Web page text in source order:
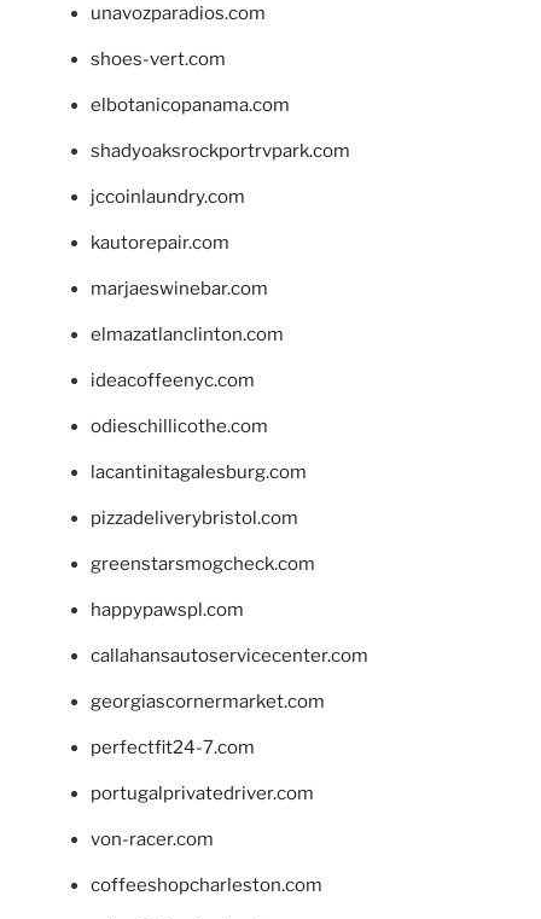
unavozparadios.com
shoes-vert.com
elbotanicopanama.com
shadyoaksrockportrvpark.com
jccoinlaundry.com
kautorepair.com
marjaeswinebar.com
elmazatlanclinton.com
ideacoffeenyc.com
odieschillicothe.com
lacantinitagalesburg.com
pizzadeliverybristol.com
greenstarsmogcheck.com
happypawspl.com
callahansautoservicecenter.com
georgiascornermarket.com
perfectfit24-7.com
portugalprivatedriver.com
von-racer.com
coffeeshopcharleston.com